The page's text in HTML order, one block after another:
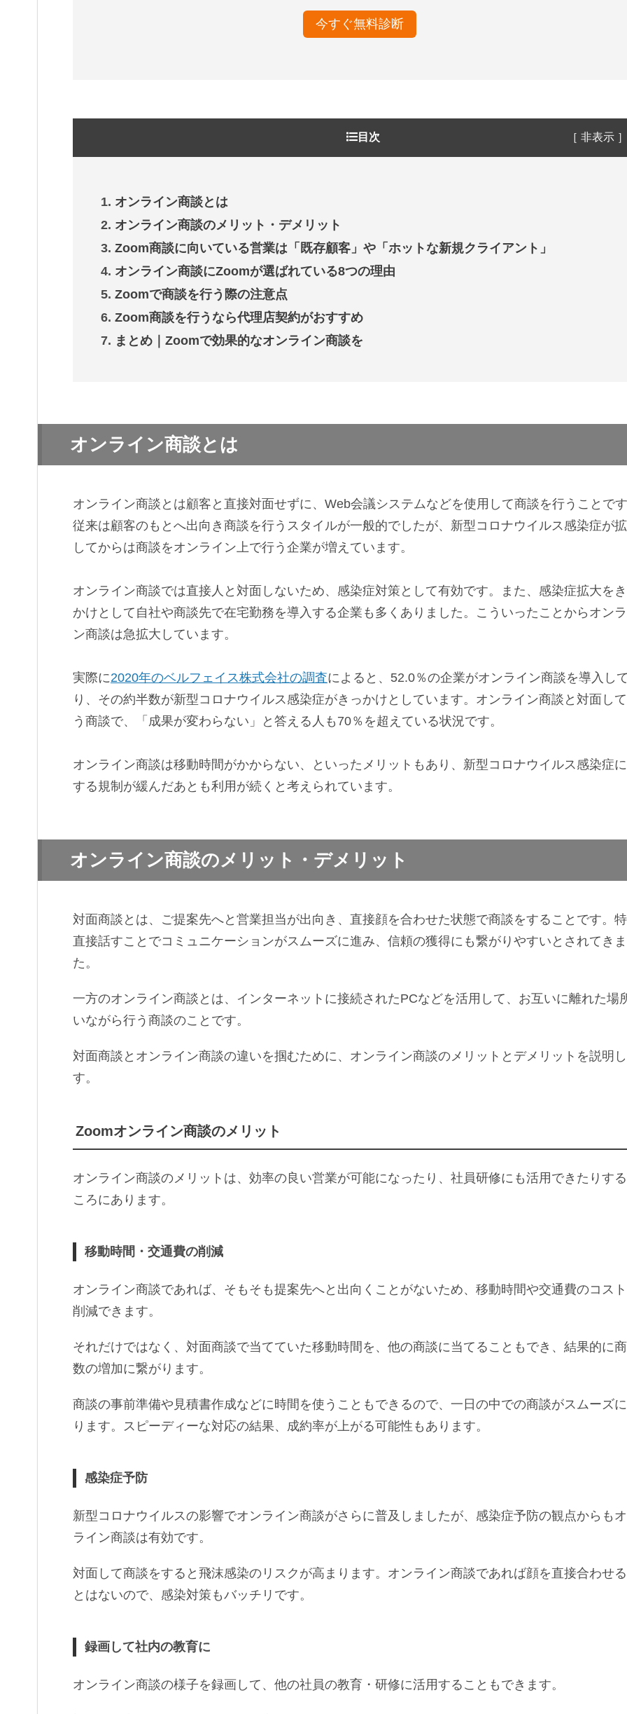
今すぐ無料診断
目次 ［ 非表示
オンライン商談とは
オンライン商談のメリット・デメリット
Zoom商談に向いている営業は「既存顧客」や「ホットな新規クライアント」
オンライン商談にZoomが選ばれている8つの理由
Zoomで商談を行う際の注意点
Zoom商談を行うなら代理店契約がおすすめ
まとめ｜Zoomで効果的なオンライン商談を
オンライン商談とは
オンライン商談とは顧客と直接対面せずに、Web会議システムなどを使用して商談を行うことで
従来は顧客のもとへ出向き商談を行うスタイルが一般的でしたが、新型コロナウイルス感染症が
してからは商談をオンライン上で行う企業が増えています。
オンライン商談では直接人と対面しないため、感染症対策として有効です。また、感染症拡大を
かけとして自社や商談先で在宅勤務を導入する企業も多くありました。こういったことからオン
ン商談は急拡大しています。
実際に2020年のベルフェイス株式会社の調査によると、52.0％の企業がオンライン商談を導入し
り、その約半数が新型コロナウイルス感染症がきっかけとしています。オンライン商談と対面し
う商談で、「成果が変わらない」と答える人も70％を超えている状況です。
オンライン商談は移動時間がかからない、といったメリットもあり、新型コロナウイルス感染症
する規制が緩んだあとも利用が続くと考えられています。
オンライン商談のメリット・デメリット
対面商談とは、ご提案先へと営業担当が出向き、直接顔を合わせた状態で商談をすることです。
直接話すことでコミュニケーションがスムーズに進み、信頼の獲得にも繋がりやすいとされてき
た。
一方のオンライン商談とは、インターネットに接続されたPCなどを活用して、お互いに離れた場
いながら行う商談のことです。
対面商談とオンライン商談の違いを掴むために、オンライン商談のメリットとデメリットを説明
す。
Zoomオンライン商談のメリット
オンライン商談のメリットは、効率の良い営業が可能になったり、社員研修にも活用できたりす
ころにあります。
移動時間・交通費の削減
オンライン商談であれば、そもそも提案先へと出向くことがないため、移動時間や交通費のコス
削減できます。
それだけではなく、対面商談で当てていた移動時間を、他の商談に当てることもでき、結果的に
数の増加に繋がります。
商談の事前準備や見積書作成などに時間を使うこともできるので、一日の中での商談がスムーズ
ります。スピーディーな対応の結果、成約率が上がる可能性もあります。
感染症予防
新型コロナウイルスの影響でオンライン商談がさらに普及しましたが、感染症予防の観点からも
ライン商談は有効です。
対面して商談をすると飛沫感染のリスクが高まります。オンライン商談であれば顔を直接合わせ
とはないので、感染対策もバッチリです。
録画して社内の教育に
オンライン商談の様子を録画して、他の社員の教育・研修に活用することもできます。